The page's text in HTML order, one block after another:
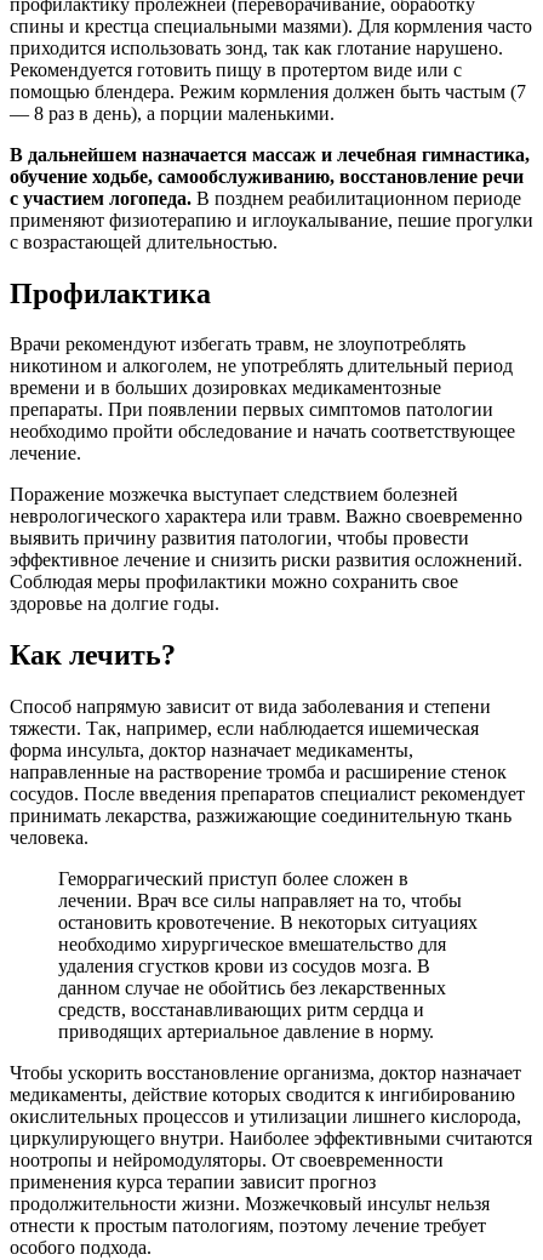
спины и крестца специальными мазями). Для кормления часто
приходится использовать зонд, так как глотание нарушено.
Рекомендуется готовить пищу в протертом виде или с
помощью блендера. Режим кормления должен быть частым (7
— 8 раз в день), а порции маленькими.
В дальнейшем назначается массаж и лечебная гимнастика,
обучение ходьбе, самообслуживанию, восстановление речи
с участием логопеда. В позднем реабилитационном периоде
применяют физиотерапию и иглоукалывание, пешие прогулки
с возрастающей длительностью.
Профилактика
Врачи рекомендуют избегать травм, не злоупотреблять
никотином и алкоголем, не употреблять длительный период
времени и в больших дозировках медикаментозные
препараты. При появлении первых симптомов патологии
необходимо пройти обследование и начать соответствующее
лечение.
Поражение мозжечка выступает следствием болезней
неврологического характера или травм. Важно своевременно
выявить причину развития патологии, чтобы провести
эффективное лечение и снизить риски развития осложнений.
Соблюдая меры профилактики можно сохранить свое
здоровье на долгие годы.
Как лечить?
Способ напрямую зависит от вида заболевания и степени
тяжести. Так, например, если наблюдается ишемическая
форма инсульта, доктор назначает медикаменты,
направленные на растворение тромба и расширение стенок
сосудов. После введения препаратов специалист рекомендует
принимать лекарства, разжижающие соединительную ткань
человека.
Геморрагический приступ более сложен в
лечении. Врач все силы направляет на то, чтобы
остановить кровотечение. В некоторых ситуациях
необходимо хирургическое вмешательство для
удаления сгустков крови из сосудов мозга. В
данном случае не обойтись без лекарственных
средств, восстанавливающих ритм сердца и
приводящих артериальное давление в норму.
Чтобы ускорить восстановление организма, доктор назначает
медикаменты, действие которых сводится к ингибированию
окислительных процессов и утилизации лишнего кислорода,
циркулирующего внутри. Наиболее эффективными считаются
ноотропы и нейромодуляторы. От своевременности
применения курса терапии зависит прогноз
продолжительности жизни. Мозжечковый инсульт нельзя
отнести к простым патологиям, поэтому лечение требует
особого подхода.